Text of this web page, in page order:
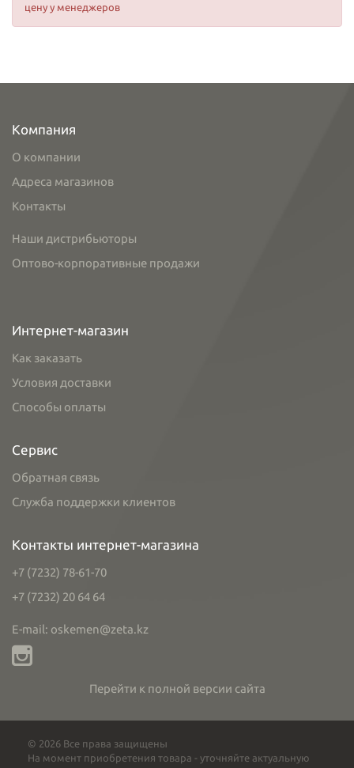
цену у менеджеров
Компания
О компании
Адреса магазинов
Контакты
Наши дистрибьюторы
Оптово-корпоративные продажи
Интернет-магазин
Как заказать
Условия доставки
Способы оплаты
Сервис
Обратная связь
Служба поддержки клиентов
Контакты интернет-магазина
+7 (7232) 78-61-70
+7 (7232) 20 64 64
E-mail: oskemen@zeta.kz
Перейти к полной версии сайта
© 2026 Все права защищены
На момент приобретения товара - уточняйте актуальную